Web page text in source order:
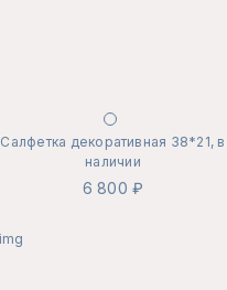
Салфетка декоративная 38*21, в
наличии
6 800 ₽